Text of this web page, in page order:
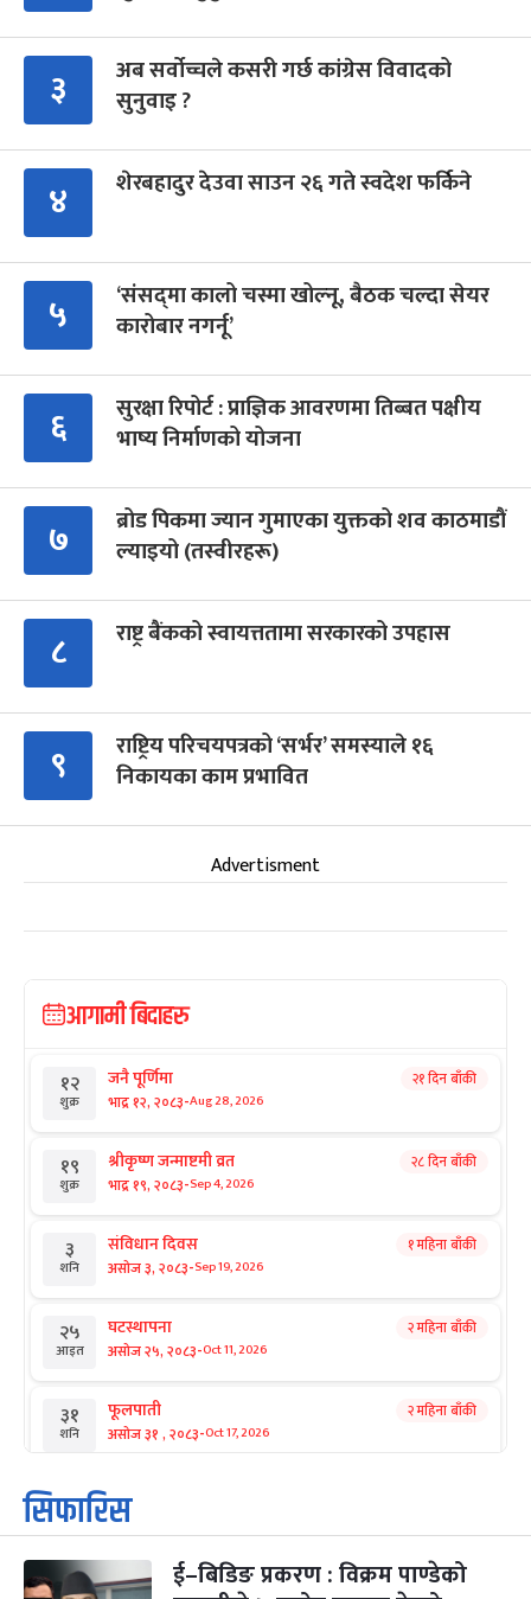
३
अब सर्वोच्चले कसरी गर्छ कांग्रेस विवादको
सुनुवाइ ?
४ शेरबहादुर देउवा साउन २६ गते स्वदेश फर्किने
५
‘संसद्‍मा कालो चस्मा खोल्नू, बैठक चल्दा सेयर
कारोबार नगर्नू’
६
सुरक्षा रिपोर्ट : प्राज्ञिक आवरणमा तिब्बत पक्षीय
भाष्य निर्माणको योजना
७
ब्रोड पिकमा ज्यान गुमाएका युक्तको शव काठमाडौं
ल्याइयो (तस्वीरहरू)
८ राष्ट्र बैंकको स्वायत्ततामा सरकारको उपहास
९
राष्ट्रिय परिचयपत्रको ‘सर्भर’ समस्याले १६
निकायका काम प्रभावित
Advertisment
आगामी बिदाहरु
१२
शुक्र
जनै पूर्णिमा
भाद्र १२, २०८३-Aug 28, 2026
२१ दिन बाँकी
१९
शुक्र
श्रीकृष्ण जन्माष्टमी व्रत
भाद्र १९, २०८३-Sep 4, 2026
२८ दिन बाँकी
३
शनि
संविधान दिवस
असोज ३, २०८३-Sep 19, 2026
१ महिना बाँकी
२५
आइत
घटस्थापना
असोज २५, २०८३-Oct 11, 2026
२ महिना बाँकी
३१
शनि
फूलपाती
असोज ३१ , २०८३-Oct 17, 2026
२ महिना बाँकी
१
आइत
कार्तिक सङ्क्रान्ति
कार्तिक १, २०८३
३ महानवमी २ महिना बाँकी
सिफारिस
ई–बिडिङ प्रकरण : विक्रम पाण्डेको